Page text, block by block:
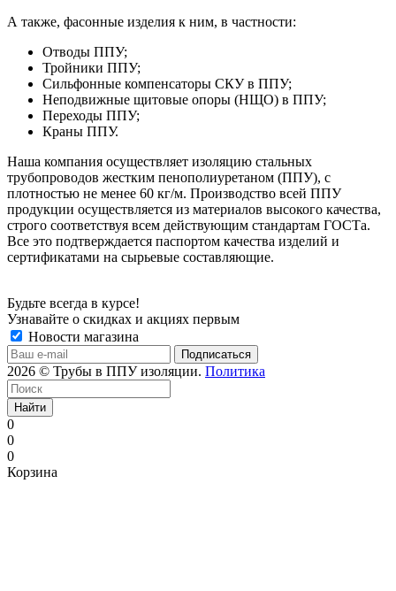
А также, фасонные изделия к ним, в частности:
Отводы ППУ;
Тройники ППУ;
Сильфонные компенсаторы СКУ в ППУ;
Неподвижные щитовые опоры (НЩО) в ППУ;
Переходы ППУ;
Краны ППУ.
Наша компания осуществляет изоляцию стальных
трубопроводов жестким пенополиуретаном (ППУ), с
плотностью не менее 60 кг/м. Производство всей ППУ
продукции осуществляется из материалов высокого качества,
строго соответствуя всем действующим стандартам ГОСТа.
Все это подтверждается паспортом качества изделий и
сертификатами на сырьевые составляющие.
Будьте всегда в курсе!
Узнавайте о скидках и акциях первым
Новости магазина
2026 © Трубы в ППУ изоляции. Политика
Найти
0
0
0
Корзина